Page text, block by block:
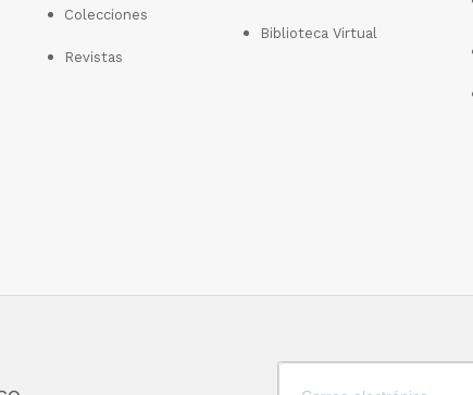
Colecciones
Revistas
Biblioteca Virtual